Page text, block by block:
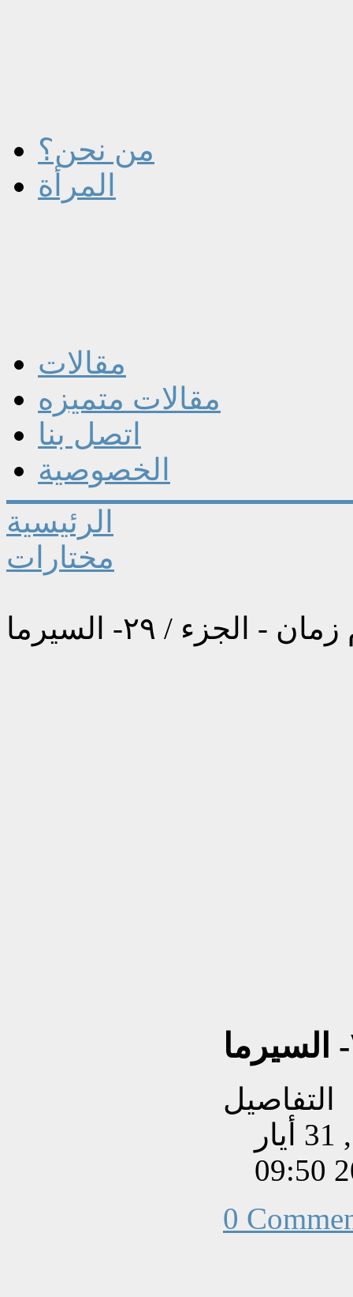
من نحن؟
المرأة
مقالات
مقالات متميزه
اتصل بنا
الخصوصية
الرئيسية
مختارات
- الجزء / ٢٩- السيرما
التفاصيل
تم إنشاءه بتاريخ الثلاثاء, 31 أيار
0